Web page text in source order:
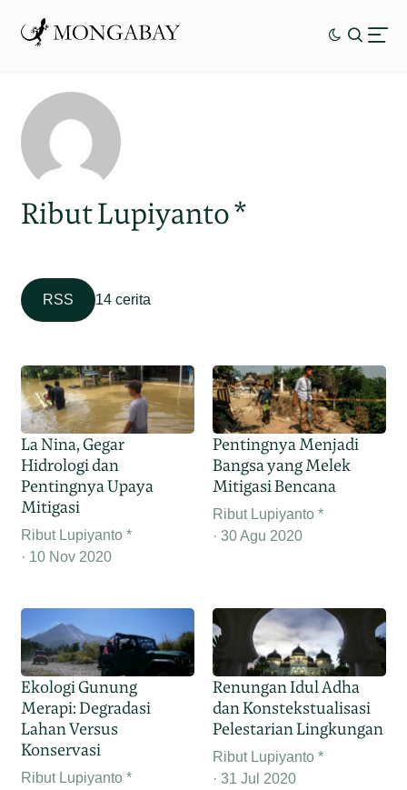
Ribut Lupiyanto *
RSS 14 cerita
La Nina, Gegar
Hidrologi dan
Pentingnya Upaya
Mitigasi
Ribut Lupiyanto *
10 Nov 2020
Pentingnya Menjadi
Bangsa yang Melek
Mitigasi Bencana
Ribut Lupiyanto *
30 Agu 2020
Ekologi Gunung
Merapi: Degradasi
Lahan Versus
Konservasi
Ribut Lupiyanto *
Renungan Idul Adha
dan Konstekstualisasi
Pelestarian Lingkungan
Ribut Lupiyanto *
31 Jul 2020